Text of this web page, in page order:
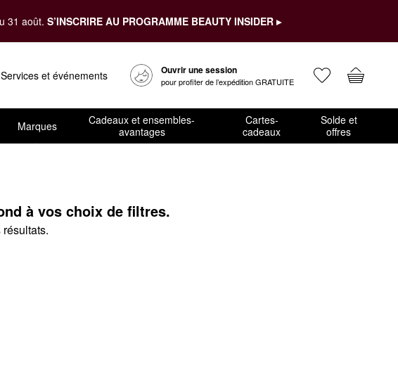
31 août. S’INSCRIRE AU PROGRAMME BEAUTY INSIDER ▸
Services et événements Ouvrir une session
pour profiter de l’expédition GRATUITE
Marques
Cadeaux et ensembles-
avantages
Cartes-
cadeaux
Solde et
offres
à vos choix de filtres.